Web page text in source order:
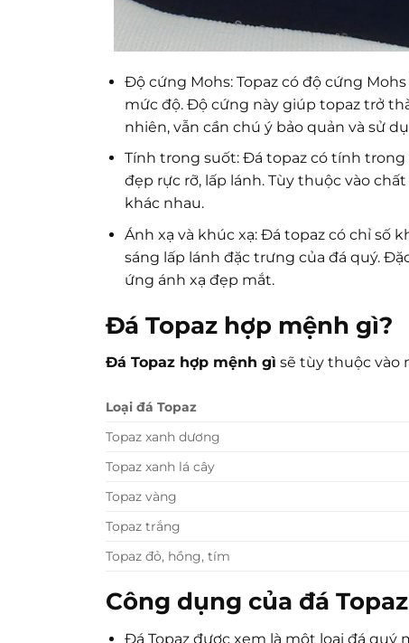
Độ cứng Mohs: Topaz có độ cứng
mức độ. Độ cứng này giúp topaz trở
nhiên, vẫn cần chú ý bảo quản và sử
Tính trong suốt: Đá topaz có tính
đẹp rực rỡ, lấp lánh. Tùy thuộc vào
khác nhau.
Ánh xạ và khúc xạ: Đá topaz có chỉ số
sáng lấp lánh đặc trưng của đá quý.
ứng ánh xạ đẹp mắt.
Đá Topaz hợp mệnh gì?
Đá Topaz hợp mệnh gì sẽ tùy thuộc vào
Loại đá Topaz
Topaz xanh dương
Topaz xanh lá cây
Topaz vàng
Topaz trắng
Topaz đỏ, hồng, tím
Công dụng của đá Topaz
Đá Topaz được xem là một loại đá